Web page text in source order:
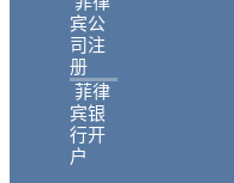
宾公
司注
册
菲律
宾银
行开
户